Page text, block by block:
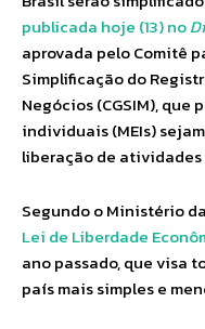
publicada hoje (13) no
aprovada pelo Comitê
Simplificação do
Negócios (CGSIM),
individuais (MEIs)
liberação de
Segundo o Ministério
Lei de Liberdade
ano passado, que visa
país mais simples e